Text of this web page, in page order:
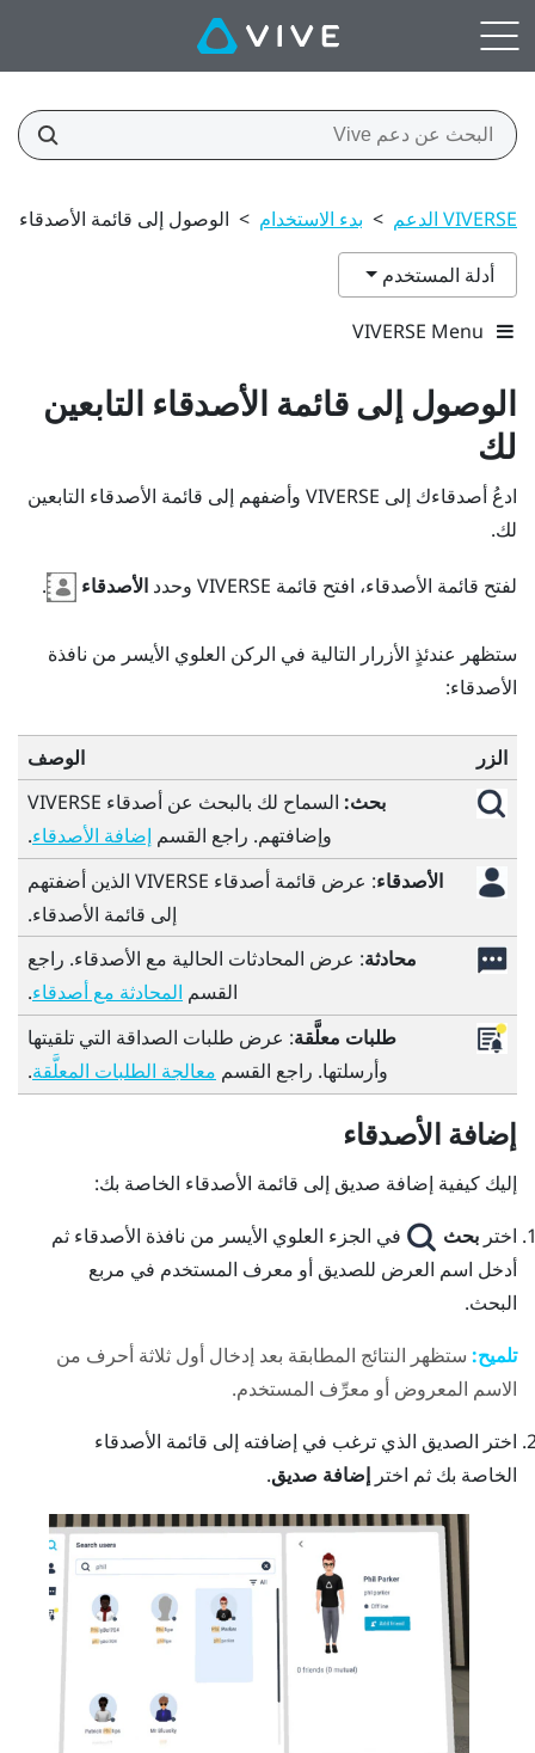
VIVERSE الدعم > بدء الاستخدام > الوصول إلى قائمة الأصدقاء
أدلة المستخدم
VIVERSE Menu
الوصول إلى قائمة الأصدقاء التابعين
لك
ادعُ أصدقاءك إلى VIVERSE وأضفهم إلى قائمة الأصدقاء التابعين
لك.
لفتح قائمة الأصدقاء، افتح قائمة VIVERSE وحدد الأصدقاء .
ستظهر عندئذٍ الأزرار التالية في الركن العلوي الأيسر من نافذة
الأصدقاء:
الزر
الوصف
بحث: السماح لك بالبحث عن أصدقاء VIVERSE
وإضافتهم. راجع القسم إضافة الأصدقاء.
الأصدقاء: عرض قائمة أصدقاء VIVERSE الذين أضفتهم
إلى قائمة الأصدقاء.
محادثة: عرض المحادثات الحالية مع الأصدقاء. راجع
القسم المحادثة مع أصدقاء.
طلبات معلَّقة: عرض طلبات الصداقة التي تلقيتها
وأرسلتها. راجع القسم معالجة الطلبات المعلَّقة.
إضافة الأصدقاء
إليك كيفية إضافة صديق إلى قائمة الأصدقاء الخاصة بك:
اختر بحث في الجزء العلوي الأيسر من نافذة الأصدقاء ثم
أدخل اسم العرض للصديق أو معرف المستخدم في مربع
البحث.
تلميح: ستظهر النتائج المطابقة بعد إدخال أول ثلاثة أحرف من
الاسم المعروض أو معرِّف المستخدم.
اختر الصديق الذي ترغب في إضافته إلى قائمة الأصدقاء
الخاصة بك ثم اختر إضافة صديق.